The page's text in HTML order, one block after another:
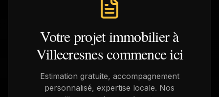
Votre projet immobilier à
Villecresnescommence ici
Estimation gratuite, accompagnement
personnalisé, expertise locale. Nos